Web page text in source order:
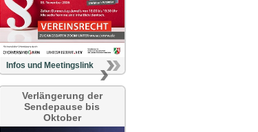
Infos und Meetingslink
Verlängerung der
Sendepause bis
Oktober